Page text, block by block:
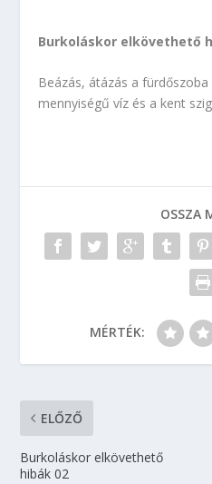
Burkoláskor elkövethető
Beázás, átázás a
mennyiségű víz és a kent
OSSZA
MÉRTÉK:
ELŐZŐ
Burkoláskor elkövethető
hibák 02